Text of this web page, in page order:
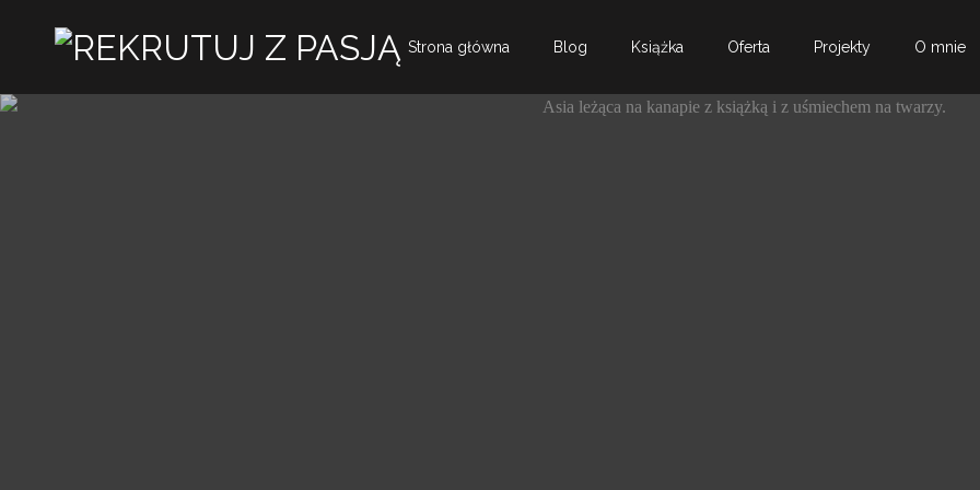
Strona główna Blog Książka Oferta Projekty O mnie